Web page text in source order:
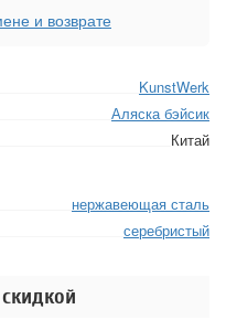
KunstWerk
Аляска бэйсик
Китай
нержавеющая сталь
серебристый
и возврате